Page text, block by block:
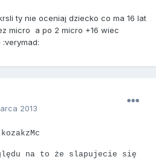
ty nie oceniaj dziecko co ma 16 lat
micro a po 2 micro +16 wiec
2013
na to że slapujecie się